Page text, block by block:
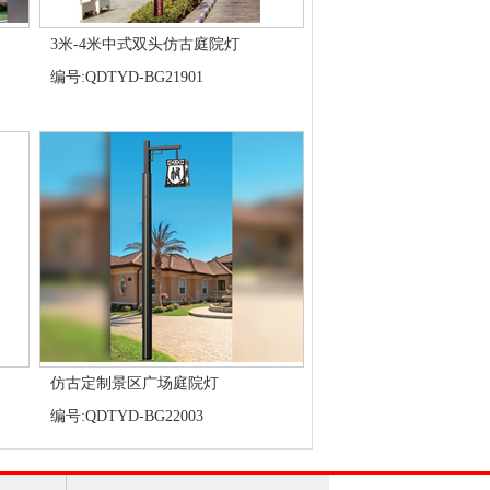
3米-4米中式双头仿古庭院灯
编号:QDTYD-BG21901
仿古定制景区广场庭院灯
编号:QDTYD-BG22003